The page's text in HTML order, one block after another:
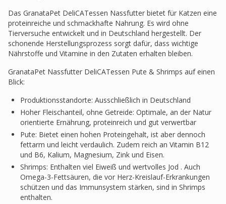
Das GranataPet DeliCATessen Nassfutter bietet für Katzen eine
proteinreiche und schmackhafte Nahrung. Es wird ohne
Tierversuche entwickelt und in Deutschland hergestellt. Der
schonende Herstellungsprozess sorgt dafür, dass wichtige
Nährstoffe und Vitamine in den Zutaten erhalten bleiben.
GranataPet Nassfutter DeliCATessen Pute & Shrimps auf einen
Blick:
Produktionsstandorte: Ausschließlich in Deutschland
Hoher Fleischanteil, ohne Getreide: Optimale, an der Natur
orientierte Ernährung, proteinreich und gut verwertbar
Pute: Bietet einen hohen Proteingehalt, ist aber dennoch
fettarm und leicht verdaulich. Zudem reich an Vitamin B12
und B6, Kalium, Magnesium, Zink und Eisen.
Shrimps: Enthalten viel Eiweiß und wertvolles Jod . Auch
Omega-3-Fettsäuren, die vor Herz-Kreislauf-Erkrankungen
schützen und das Immunsystem stärken, sind in Shrimps
enthalten.